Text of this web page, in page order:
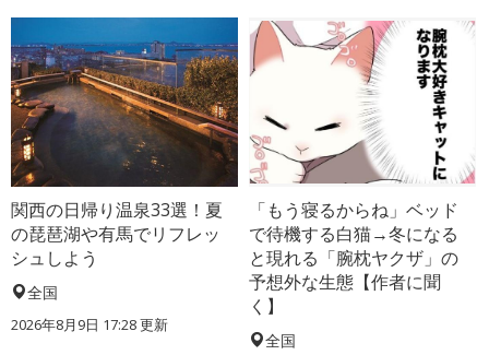
関西の日帰り温泉33選！夏
の琵琶湖や有馬でリフレッ
シュしよう
全国
2026年8月9日 17:28更新
「もう寝るからね」ベッド
で待機する白猫→冬になる
と現れる「腕枕ヤクザ」の
予想外な生態【作者に聞
く】
全国